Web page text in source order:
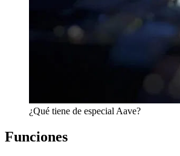
¿Qué tiene de especial Aave?
Funciones